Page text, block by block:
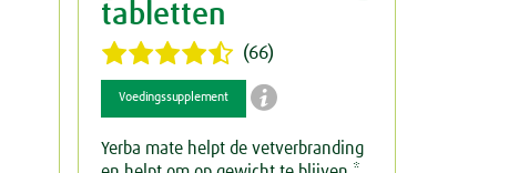
tabletten
(66)
Voedingssupplement 
Yerba mate helpt de vetverbranding